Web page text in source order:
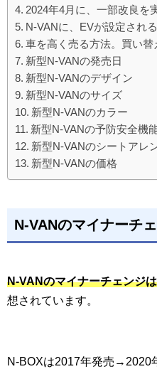
2024年4月に、一部改良を
N-VANに、EVが設定される
車を高く売る方法。買い
新型N-VANの発売日
新型N-VANのデザイン
新型N-VANのサイズ
新型N-VANのカラー
新型N-VANの予防安全機
新型N-VANのシートアレ
新型N-VANの価格
N-VANのマイナーチ
N-VANのマイナーチェンジ
想されています。
N-BOXは2017年発売→2020